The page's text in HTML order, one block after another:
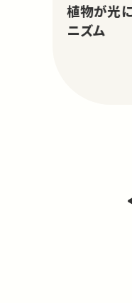
植物が光に
ニズム